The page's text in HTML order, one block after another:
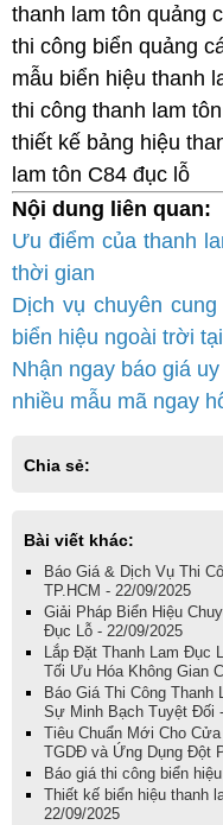
thanh lam tôn quảng
thi công biển quảng
mẫu biển hiệu thanh
thi công thanh lam
thiết kế bảng hiệu
lam tôn C84 đục lỗ
Nội dung liên quan:
Ưu điểm của thanh
thời gian
Dịch vụ chuyên
biển hiệu ngoài trời
Nhận ngay báo giá
nhiều mẫu mã ngay
Chia sẻ:
Bài viết khác:
Báo Giá & Dịch Vụ Thi
TP.HCM - 22/09/2025
Giải Pháp Biển Hiệu
Đục Lỗ - 22/09/2025
Lắp Đặt Thanh Lam Đục
Tối Ưu Hóa Không Gian
Báo Giá Thi Công
Sự Minh Bạch Tuyệt Đối
Tiêu Chuẩn Mới Cho
TGDĐ và Ứng Dụng Đột
Báo giá thi công biển
Thiết kế biển hiệu thanh
22/09/2025